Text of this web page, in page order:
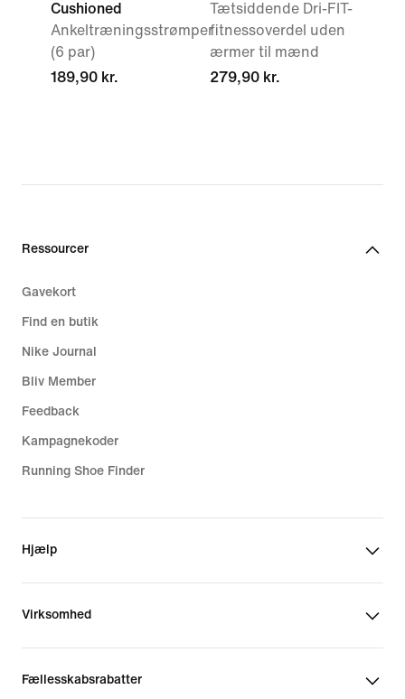
Cushioned
Ankeltræningsstrømper
(6 par)
189,90 kr.
Tætsiddende Dri-FIT-
fitnessoverdel uden
ærmer til mænd
279,90 kr.
Ressourcer
Gavekort
Find en butik
Nike Journal
Bliv Member
Feedback
Kampagnekoder
Running Shoe Finder
Hjælp
Virksomhed
Fællesskabsrabatter